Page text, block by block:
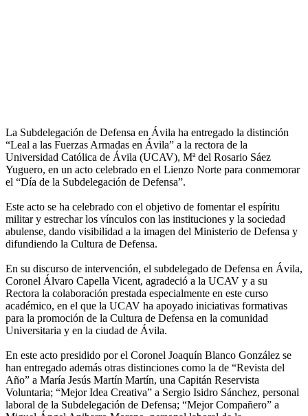
La Subdelegación de Defensa en Ávila ha entregado la distinción
“Leal a las Fuerzas Armadas en Ávila” a la rectora de la
Universidad Católica de Ávila (UCAV), Mª del Rosario Sáez
Yuguero, en un acto celebrado en el Lienzo Norte para conmemorar
el “Día de la Subdelegación de Defensa”.
Este acto se ha celebrado con el objetivo de fomentar el espíritu
militar y estrechar los vínculos con las instituciones y la sociedad
abulense, dando visibilidad a la imagen del Ministerio de Defensa y
difundiendo la Cultura de Defensa.
En su discurso de intervención, el subdelegado de Defensa en Ávila,
Coronel Álvaro Capella Vicent, agradeció a la UCAV y a su
Rectora la colaboración prestada especialmente en este curso
académico, en el que la UCAV ha apoyado iniciativas formativas
para la promoción de la Cultura de Defensa en la comunidad
Universitaria y en la ciudad de Ávila.
En este acto presidido por el Coronel Joaquín Blanco González se
han entregado además otras distinciones como la de “Revista del
Año” a María Jesús Martín Martín, una Capitán Reservista
Voluntaria; “Mejor Idea Creativa” a Sergio Isidro Sánchez, personal
laboral de la Subdelegación de Defensa; “Mejor Compañero” a